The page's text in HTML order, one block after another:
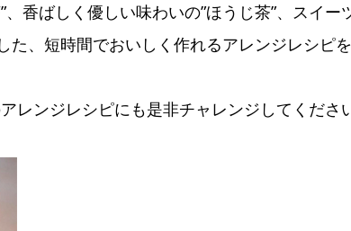
香ばしく優しい味わいの”ほうじ茶”、スイー
た、短時間でおいしく作れるアレンジレシピ
レンジレシピにも是非チャレンジしてくださ